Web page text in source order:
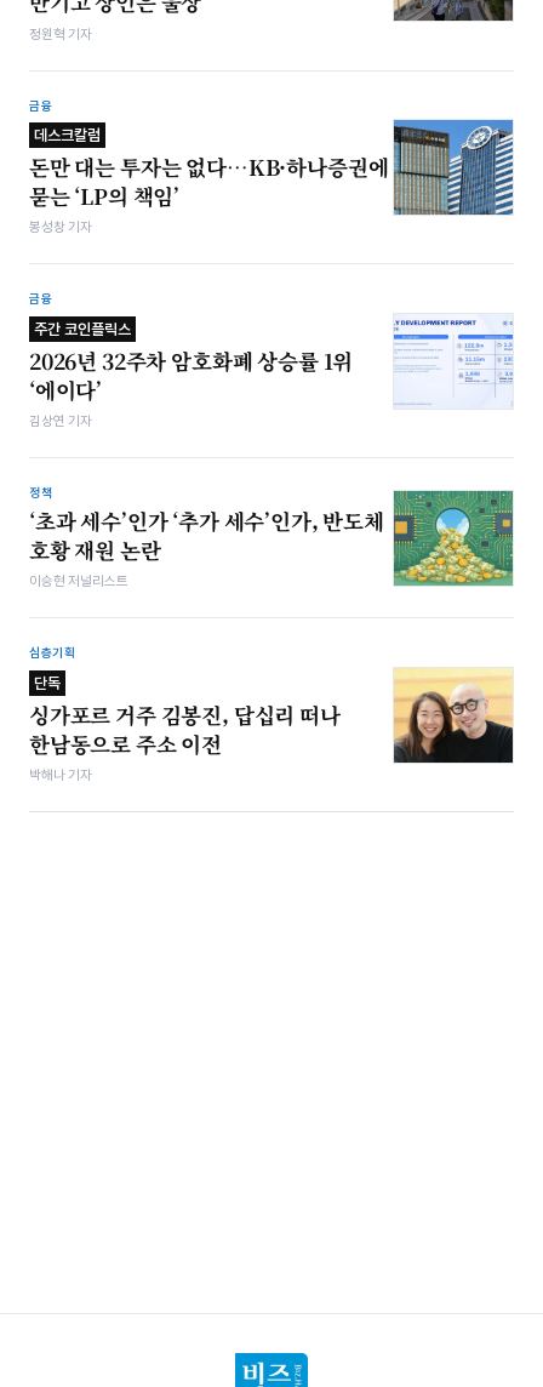
정원혁 기자
금융
데스크칼럼
돈만 대는 투자는 없다…KB·하나증권에
묻는 ‘LP의 책임’
봉성창 기자
금융
주간 코인플릭스
2026년 32주차 암호화폐 상승률 1위
‘에이다’
김상연 기자
정책
‘초과 세수’인가 ‘추가 세수’인가, 반도체
호황 재원 논란
이승현 저널리스트
심층기획
단독
싱가포르 거주 김봉진, 답십리 떠나
한남동으로 주소 이전
박해나 기자